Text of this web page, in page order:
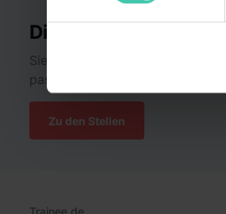
Verwendungszwecken
Auswahl über die
die USA (Art. 49 Abs. 1 S. 1
Schrems II). Du kannst die
unsere
Dieses
Sieh dir jetzt alle Stellen des
passt!
Zu den Stellen
Trainee.de